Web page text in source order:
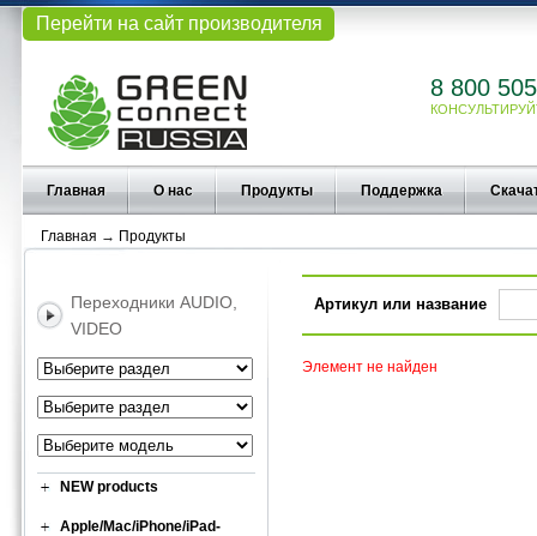
Перейти на сайт производителя
8 800
Главная О нас Продукты Поддержка
Главная → Продукты
Переходники AUDIO,
VIDEO
NEW products
Apple/Mac/iPhone/iPad-
Артикул или название
Элемент не найден